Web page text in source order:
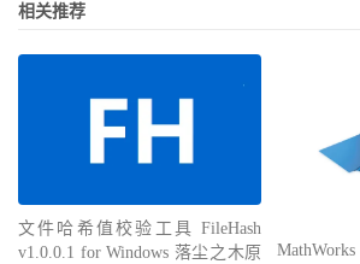
相关推荐
文件哈希值校验工具 FileHash
v1.0.0.1 for Windows 落尘之木原